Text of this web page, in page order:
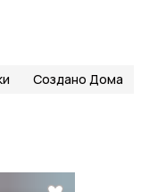
Создано Дома